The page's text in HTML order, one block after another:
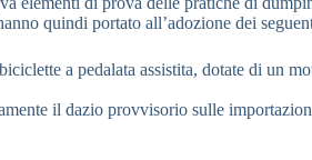
quindi portato all’adozione dei
a pedalata assistita, dotate di un
il dazio provvisorio sulle